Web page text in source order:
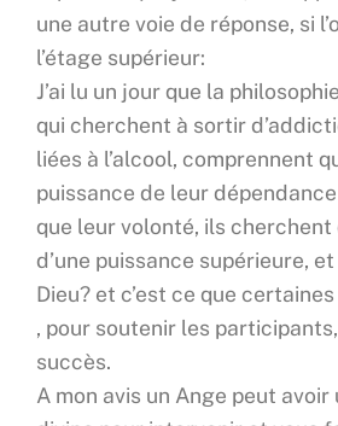
une autre voie de réponse, si
l’étage supérieur:
J’ai lu un jour que la
qui cherchent à sortir
liées à l’alcool, comprennent
puissance de leur
que leur volonté, ils cherchent
d’une puissance supérieure,
Dieu? et c’est ce que
, pour soutenir les
succès.
A mon avis un Ange peut